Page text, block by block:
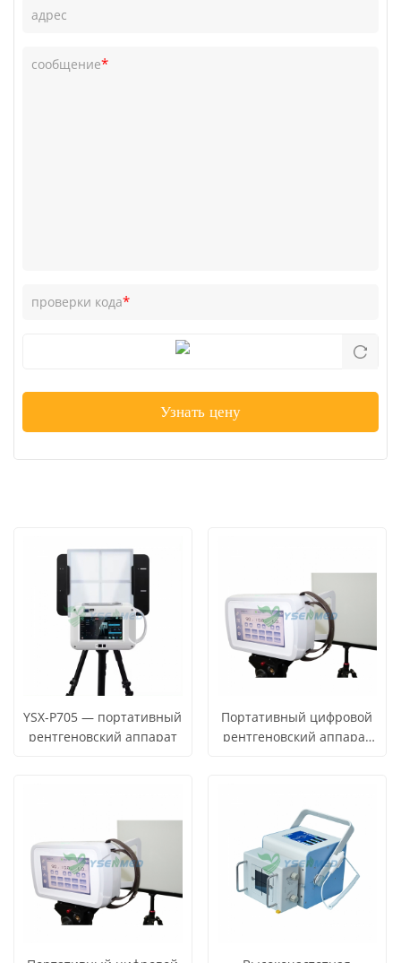
адрес
сообщение*
проверки кода*
YSX-P705 — портативный
рентгеновский аппарат
Портативный цифровой
рентгеновский аппарат